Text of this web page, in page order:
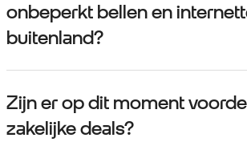
onbeperkt bellen en
buitenland?
Zijn er op dit moment
zakelijke deals?